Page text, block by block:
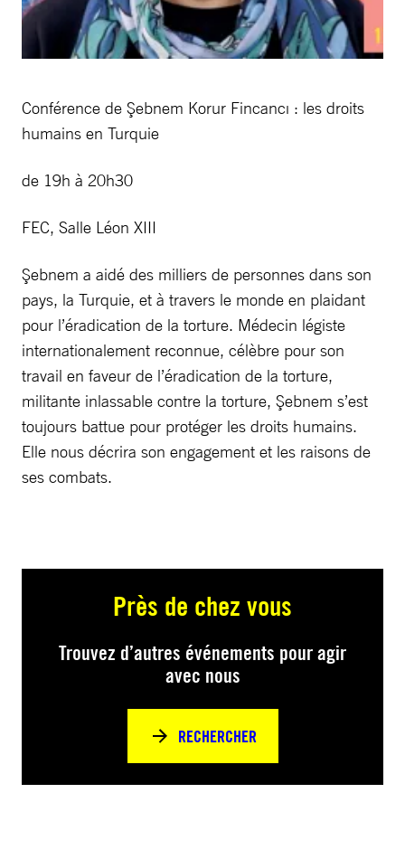
Conférence de Şebnem Korur Fincancı : les droits
humains en Turquie
de 19h à 20h30
FEC, Salle Léon XIII
Şebnem a aidé des milliers de personnes dans son
pays, la Turquie, et à travers le monde en plaidant
pour l’éradication de la torture. Médecin légiste
internationalement reconnue, célèbre pour son
travail en faveur de l’éradication de la torture,
militante inlassable contre la torture, Şebnem s’est
toujours battue pour protéger les droits humains.
Elle nous décrira son engagement et les raisons de
ses combats.
Près de chez vous
Trouvez d’autres événements pour agir
avec nous
RECHERCHER